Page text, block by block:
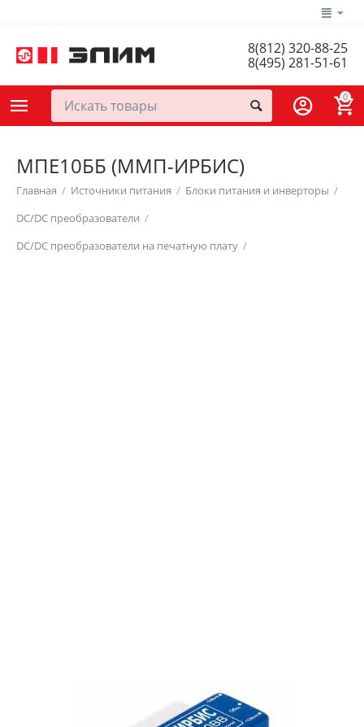
8(812) 320-88-25
8(495) 281-51-61
0
МПЕ10ББ (ММП-ИРБИС)
Главная / Источники питания / Блоки питания и инверторы /
DC/DC преобразователи /
DC/DC преобразователи на печатную плату /